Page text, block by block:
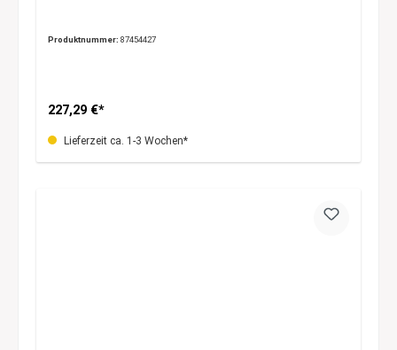
Produktnummer: 87454427
227,29 €*
Lieferzeit ca. 1-3 Wochen*